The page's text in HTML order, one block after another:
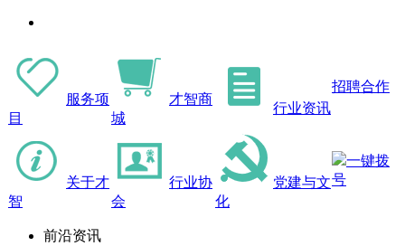
服务项
目
才智商
城
行业资讯
招聘合作
关于才
智
行业协
会
党建与文
化
一键拨
号
前沿资讯